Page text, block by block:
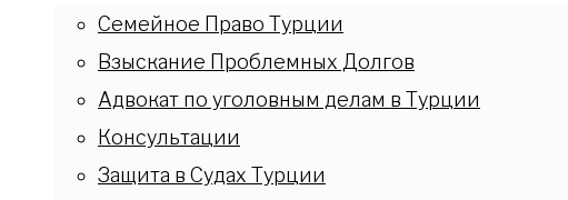
Семейное Право Турции
Взыскание Проблемных Долгов
Адвокат по уголовным делам в Турции
Консультации
Защита в Судах Турции